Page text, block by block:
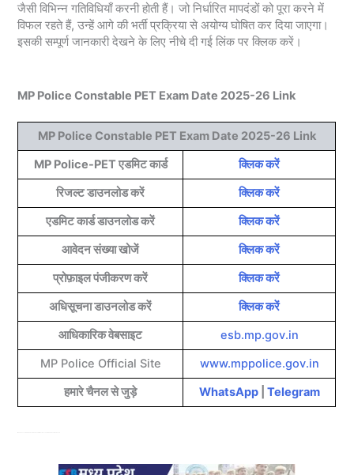
जैसी विभिन्न गतिविधियाँ करनी होती हैं। जो निर्धारित मापदंडों को पूरा करने में
विफल रहते हैं, उन्हें आगे की भर्ती प्रक्रिया से अयोग्य घोषित कर दिया जाएगा।
इसकी सम्पूर्ण जानकारी देखने के लिए नीचे दी गई लिंक पर क्लिक करें।
MP Police Constable PET Exam Date 2025-26 Link
MP Police Constable PET Exam Date 2025-26 Link
MP Police-PET एडमिट कार्ड
क्लिक करें
रिजल्ट डाउनलोड करें
क्लिक करें
एडमिट कार्ड डाउनलोड करें
क्लिक करें
आवेदन संख्या खोजें
क्लिक करें
प्रोफ़ाइल पंजीकरण करें
क्लिक करें
अधिसूचना डाउनलोड करें
क्लिक करें
आधिकारिक वेबसाइट
esb.mp.gov.in
MP Police Official Site
www.mppolice.gov.in
हमारे चैनल से जुड़े
WhatsApp| Telegram